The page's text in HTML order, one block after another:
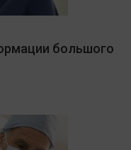
большого